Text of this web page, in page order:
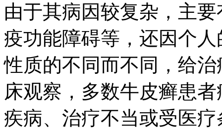
由于其病因较复杂，主
疫功能障碍等，还因个
性质的不同而不同，给
床观察，多数牛皮癣患
疾病、治疗不当或受医